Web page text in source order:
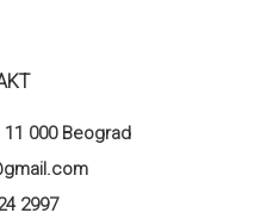
11 000 Beograd
2997